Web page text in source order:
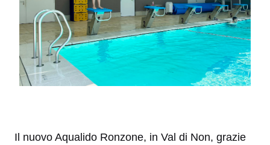
Il nuovo Aqualido Ronzone, in Val di Non, grazie